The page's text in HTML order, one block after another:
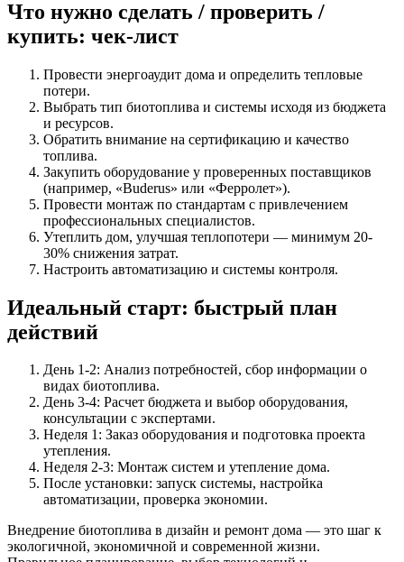
Что нужно сделать / проверить /
купить: чек-лист
Провести энергоаудит дома и определить тепловые
потери.
Выбрать тип биотоплива и системы исходя из бюджета
и ресурсов.
Обратить внимание на сертификацию и качество
топлива.
Закупить оборудование у проверенных поставщиков
(например, «Buderus» или «Ферролет»).
Провести монтаж по стандартам с привлечением
профессиональных специалистов.
Утеплить дом, улучшая теплопотери — минимум 20-
30% снижения затрат.
Настроить автоматизацию и системы контроля.
Идеальный старт: быстрый план
действий
День 1-2: Анализ потребностей, сбор информации о
видах биотоплива.
День 3-4: Расчет бюджета и выбор оборудования,
консультации с экспертами.
Неделя 1: Заказ оборудования и подготовка проекта
утепления.
Неделя 2-3: Монтаж систем и утепление дома.
После установки: запуск системы, настройка
автоматизации, проверка экономии.
Внедрение биотоплива в дизайн и ремонт дома — это шаг к
экологичной, экономичной и современной жизни.